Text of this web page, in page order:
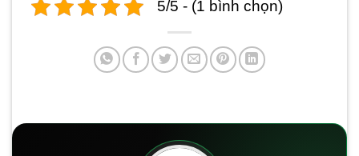
5/5 - (1 bình chọn)